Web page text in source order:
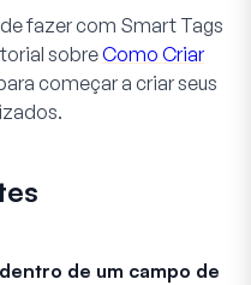
fazer com Smart Tags
sobreComo Criar
começar a criar seus
de um campo de